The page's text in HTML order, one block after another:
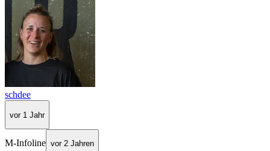
schdee
vor 1 Jahr
M-Infoline vor 2 Jahren